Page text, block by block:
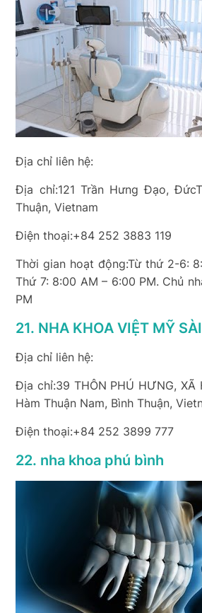
Địa chỉ liên hệ:
Địa chỉ:121 Trần Hưng Đạo,
Thuận, Vietnam
Điện thoại:+84 252 3883 119
Thời gian hoạt động:Từ thứ 2-6:
Thứ 7: 8:00 AM – 6:00 PM. Chủ
PM
21. NHA KHOA VIỆT MỸ
Địa chỉ liên hệ:
Địa chỉ:39 THÔN PHÚ HƯNG, XÃ
Hàm Thuận Nam, Bình Thuận,
Điện thoại:+84 252 3899 777
22. nha khoa phú bình